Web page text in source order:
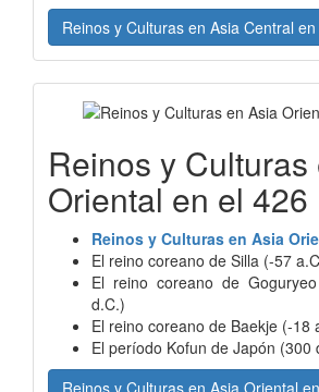
Reinos y Culturas en Asia Central
Reinos y Culturas
Oriental en el 426
Reinos y Culturas en Asia
El reino coreano de Silla (-57
El reino coreano de
d.C.)
El reino coreano de Baekje (-18
El período Kofun de Japón (300
Reinos y Culturas en Asia Oriental